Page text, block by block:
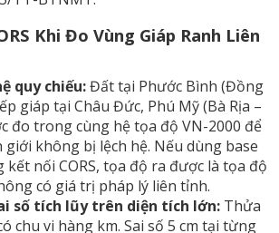
Khi Đo Vùng Giáp Ranh Liên
quy chiếu:Đất tại Phước Bình (Đồng
giáp tại Châu Đức, Phú Mỹ (Bà Rịa –
đo trong cùng hệ tọa độ VN-2000 để
giới không bị lệch hệ. Nếu dùng base
kết nối CORS, tọa độ ra được là tọa độ
có giá trị pháp lý liên tỉnh.
số tích lũy trên diện tích lớn: Thửa
chu vi hàng km. Sai số 5 cm tại từng